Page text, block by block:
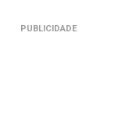
PUBLICIDADE